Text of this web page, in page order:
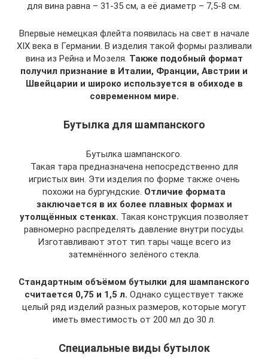
для вина равна – 31-35 см, а её диаметр – 7,5-8 см.
Впервые немецкая флейта появилась на свет в начале
XIX века в Германии. В изделия такой формы разливали
вина из Рейна и Мозеля. Также подобный формат
получил признание в Италии, Франции, Австрии и
Швейцарии и широко используется в обиходе в
современном мире.
Бутылка для шампанского
Бутылка шампанского.
Такая тара предназначена непосредственно для
игристых вин. Эти изделия по форме также очень
похожи на бургундские. Отличие формата
заключается в их более плавных формах и
утолщённых стенках. Такая конструкция позволяет
равномерно распределять давление внутри посуды.
Изготавливают этот тип тары чаще всего из
затемнённого зелёного стекла.
Стандартным объёмом бутылки для шампанского
считается 0,75 и 1,5 л. Однако существует также
целый ряд изделий разных размеров, которые могут
иметь вместимость от 200 мл до 30 л.
Специальные виды бутылок